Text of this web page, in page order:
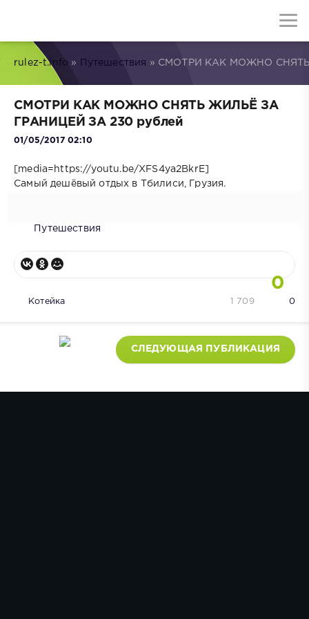
rulez-t.info » Путешествия » СМОТРИ КАК МОЖНО СНЯТЬ
СМОТРИ КАК МОЖНО СНЯТЬ ЖИЛЬЁ ЗА
ГРАНИЦЕЙ ЗА 230 рублей
01/05/2017 02:10
[media=https://youtu.be/XFS4ya2BkrE]
Самый дешёвый отдых в Тбилиси, Грузия.
Путешествия
0
Котейка 0
1 709
СЛЕДУЮЩАЯ ПУБЛИКАЦИЯ